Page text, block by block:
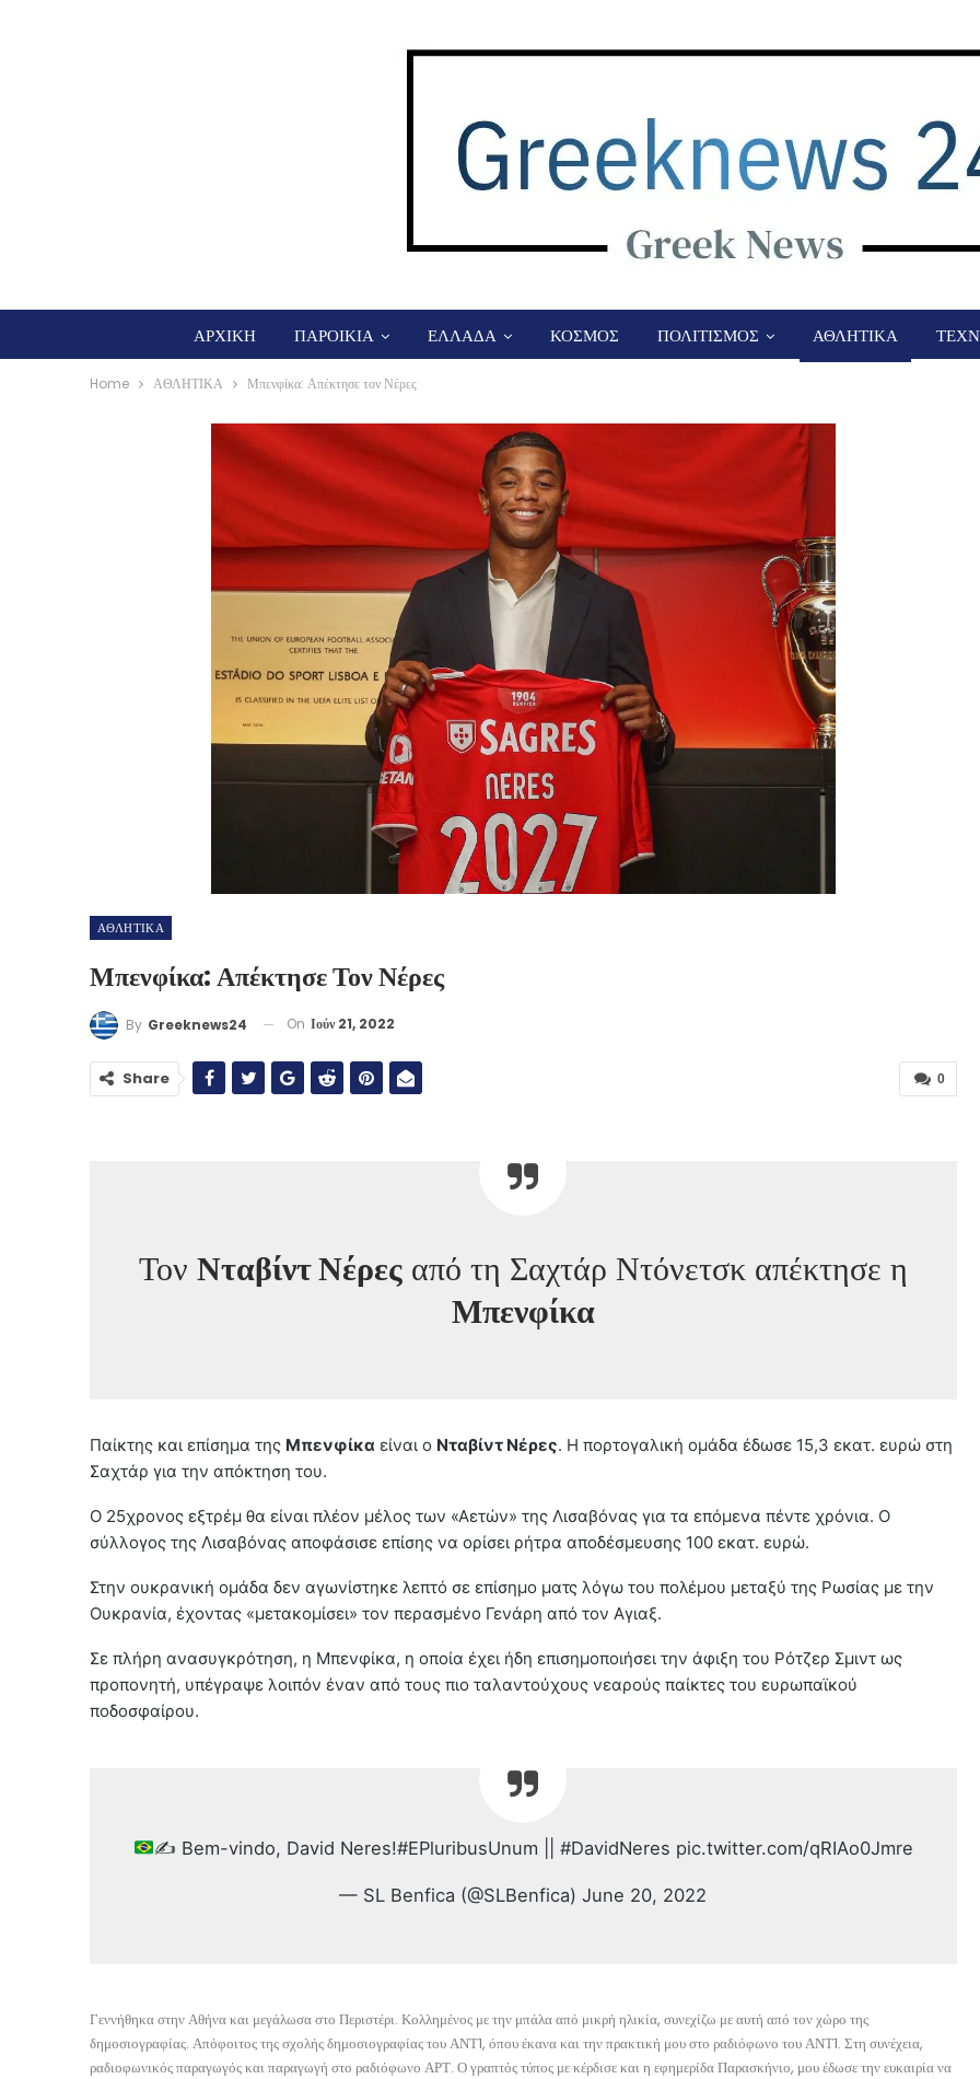
ΑΡΧΙΚΗ ΠΑΡΟΙΚΙΑ ΕΛΛΑΔΑ ΚΟΣΜΟΣ ΠΟΛΙΤΙΣΜΟΣ ΑΘΛΗΤΙΚΑ
Home ΑΘΛΗΤΙΚΑ Μπενφίκα: Απέκτησε τον Νέρες
ΑΘΛΗΤΙΚΑ
Μπενφίκα: Απέκτησε Τον Νέρες
By Greeknews24 On Ιούν 21, 2022
0
Share
Τον Νταβίντ Νέρεςαπό τη Σαχτάρ Ντόνετσκ απέκτησε η
Μπενφίκα
Παίκτης και επίσημα της Μπενφίκα είναι ο Νταβίντ Νέρες. Η πορτογαλική ομάδα έδωσε 15,3 εκατ. ευρώ στη
Σαχτάρ για την απόκτηση του.
Ο 25χρονος εξτρέμ θα είναι πλέον μέλος των «Αετών» της Λισαβόνας για τα επόμενα πέντε χρόνια. Ο
σύλλογος της Λισαβόνας αποφάσισε επίσης να ορίσει ρήτρα αποδέσμευσης 100 εκατ. ευρώ.
Στην ουκρανική ομάδα δεν αγωνίστηκε λεπτό σε επίσημο ματς λόγω του πολέμου μεταξύ της Ρωσίας με την
Ουκρανία, έχοντας «μετακομίσει» τον περασμένο Γενάρη από τον Αγιαξ.
Σε πλήρη ανασυγκρότηση, η Μπενφίκα, η οποία έχει ήδη επισημοποιήσει την άφιξη του Ρότζερ Σμιντ ως
προπονητή, υπέγραψε λοιπόν έναν από τους πιο ταλαντούχους νεαρούς παίκτες του ευρωπαϊκού
ποδοσφαίρου.
✍ Bem-vindo, David Neres!#EPluribusUnum || #DavidNeres pic.twitter.com/qRIAo0Jmre
— SL Benfica (@SLBenfica) June 20, 2022
Γεννήθηκα στην Αθήνα και μεγάλωσα στο Περιστέρι. Κολλημένος με την μπάλα από μικρή ηλικία, συνεχίζω με αυτή από τον χώρο της
δημοσιογραφίας. Απόφοιτος της σχολής δημοσιογραφίας του ΑΝΤ1, όπου έκανα και την πρακτική μου στο ραδιόφωνο του ΑΝΤ1. Στη συνέχεια,
ραδιοφωνικός παραγωγός και παραγωγή στο ραδιόφωνο ΑΡΤ. Ο γραπτός τύπος με κέρδισε και η εφημερίδα Παρασκήνιο, μου έδωσε την ευκαιρία να